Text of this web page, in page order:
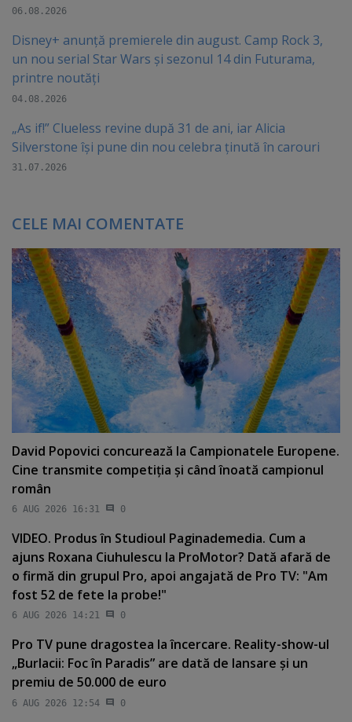
06.08.2026
Disney+ anunță premierele din august. Camp Rock 3,
un nou serial Star Wars și sezonul 14 din Futurama,
printre noutăți
04.08.2026
„As if!” Clueless revine după 31 de ani, iar Alicia
Silverstone își pune din nou celebra ținută în carouri
31.07.2026
CELE MAI COMENTATE
David Popovici concurează la Campionatele Europene.
Cine transmite competiţia şi când înoată campionul
român
6 AUG 2026 16:31 0
VIDEO. Produs în Studioul Paginademedia. Cum a
ajuns Roxana Ciuhulescu la ProMotor? Dată afară de
o firmă din grupul Pro, apoi angajată de Pro TV: "Am
fost 52 de fete la probe!"
6 AUG 2026 14:21 0
Pro TV pune dragostea la încercare. Reality-show-ul
„Burlacii: Foc în Paradis” are dată de lansare şi un
premiu de 50.000 de euro
6 AUG 2026 12:54 0